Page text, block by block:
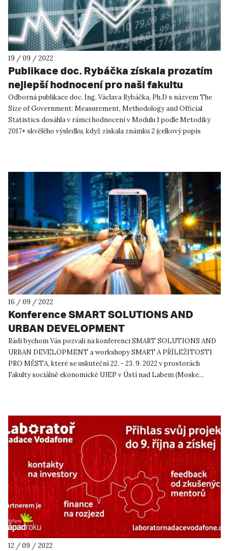
19 / 09 / 2022
Publikace doc. Rybáčka získala prozatím
nejlepší hodnocení pro naši fakultu
Odborná publikace doc. Ing. Václava Rybáčka, Ph.D s názvem The
Size of Government: Measurement, Methodology and Official
Statistics dosáhla v rámci hodnocení v Modulu 1 podle Metodiky
2017+ skvělého výsledku, když získala známku 2 (celkový popis
16 / 09 / 2022
Konference SMART SOLUTIONS AND
URBAN DEVELOPMENT
Rádi bychom Vás pozvali na konferenci SMART SOLUTIONS AND
URBAN DEVELOPMENT a workshopy SMART A PŘÍLEŽITOSTI
PRO MĚSTA, které se uskuteční 22. - 23. 9. 2022 v prostorách
Fakulty sociálně ekonomické UJEP v Ústí nad Labem (Moske...
12 / 09 / 2022